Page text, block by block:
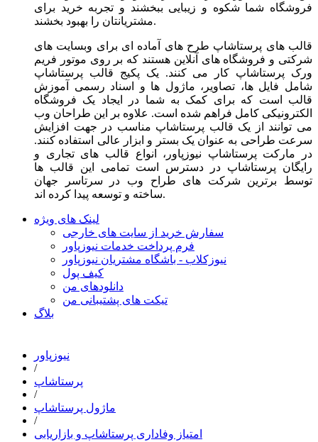
فروشگاه شما شکوه و زیبایی ببخشند و تجربه خرید برای
مشتریانتان را بهبود بخشند.
قالب های پرستاشاپ طرح های آماده ای برای وبسایت های
شرکتی و فروشگاه های آنلاین هستند که بر روی موتور فریم
ورک پرستاشاپ کار می کنند. یک پکیج قالب پرستاشاپ
شامل فایل ها، تصاویر، ماژول ها و اسناد رسمی آموزش
قالب است که برای کمک به شما در ایجاد یک فروشگاه
الکترونیکی کامل فراهم شده است. علاوه بر این طراحان وب
می توانند از یک قالب پرستاشاپ مناسب در جهت افزایش
سرعت طراحی به عنوان یک بستر و ابزار عالی استفاده کنند.
در مارکت پرستاشاپ نیوزپاور، انواع قالب های تجاری و
رایگان پرستاشاپ در دسترس است تمامی این قالب ها
توسط برترین شرکت های طراح وب در سرتاسر جهان
ساخته و توسعه پیدا کرده اند.
لینک های ویژه
سفارش خرید از سایت های خارجی
فرم پرداخت خدمات نیوزپاور
نیوزکلاب - باشگاه مشتریان نیوزپاور
کیف پول
دانلودهای من
تیکت های پشتیبانی من
بلاگ
نیوزپاور
/
پرستاشاپ
/
ماژول پرستاشاپ
/
امتیاز وفاداری پرستاشاپ و بازاریابی